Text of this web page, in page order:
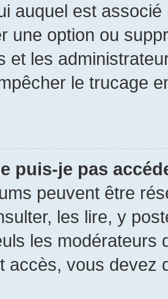
auquel est associé
une option ou
et les
le trucage
puis-je pas
peuvent être
les lire, y
les modérateurs
accès, vous devez